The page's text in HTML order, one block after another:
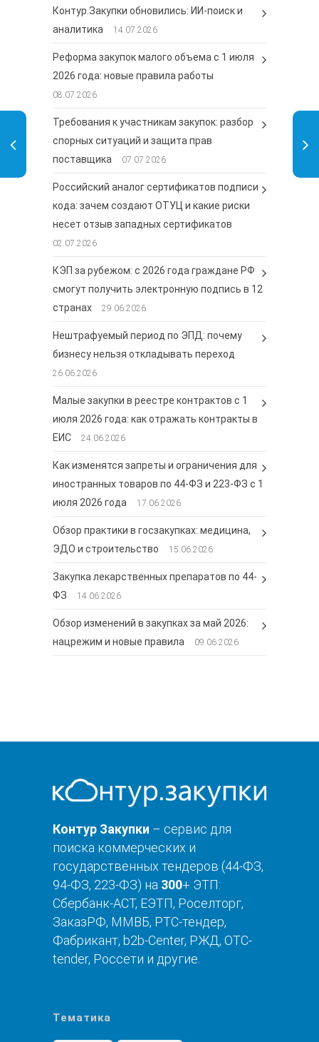
Контур.Закупки обновились: ИИ-поиск и
аналитика
14.07.2026
Реформа закупок малого объема с 1 июля
2026 года: новые правила работы
08.07.2026
Требования к участникам закупок: разбор
спорных ситуаций и защита прав
поставщика
07.07.2026
Российский аналог сертификатов подписи
кода: зачем создают ОТУЦ и какие риски
несет отзыв западных сертификатов
02.07.2026
КЭП за рубежом: с 2026 года граждане РФ
смогут получить электронную подпись в 12
странах
29.06.2026
Нештрафуемый период по ЭПД: почему
бизнесу нельзя откладывать переход
26.06.2026
Малые закупки в реестре контрактов с 1
июля 2026 года: как отражать контракты в
ЕИС
24.06.2026
Как изменятся запреты и ограничения для
иностранных товаров по 44-ФЗ и 223-ФЗ с 1
июля 2026 года
17.06.2026
Обзор практики в госзакупках: медицина,
ЭДО и строительство
15.06.2026
Закупка лекарственных препаратов по 44-
ФЗ
14.06.2026
Обзор изменений в закупках за май 2026:
нацрежим и новые правила
09.06.2026
Контур Закупки – сервис для
поиска коммерческих и
государственных тендеров (44-ФЗ,
94-ФЗ, 223-ФЗ) на 300+ ЭТП:
Сбербанк-АСТ, ЕЭТП, Роселторг,
ЗаказРФ, ММВБ, РТС-тендер,
Фабрикант, b2b-Center, РЖД, OTC-
tender, Россети и другие.
Тематика